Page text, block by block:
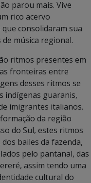
parou mais. Vive
rico acervo
consolidaram sua
música regional.
ritmos presentes em
fronteiras entre
desses ritmos se
indígenas guaranis,
imigrantes italianos.
da região
do Sul, estes ritmos
bailes da fazenda,
pelo pantanal, das
assim tendo uma
cultural do